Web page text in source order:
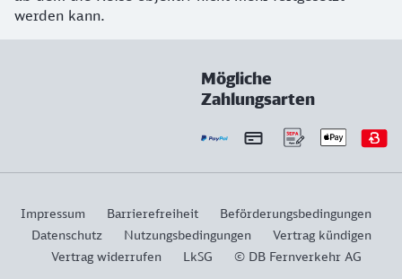
werden kann.
Mögliche
Zahlungsarten
Impressum Barrierefreiheit
Beförderungsbedingungen
Datenschutz
Nutzungsbedingungen
Vertrag kündigen
Vertrag widerrufen
LkSG © DB Fernverkehr AG